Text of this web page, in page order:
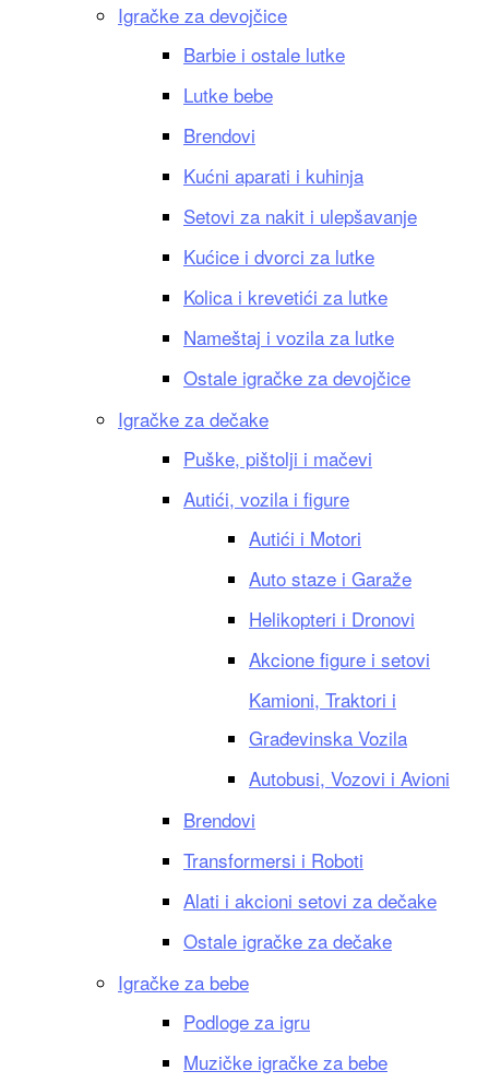
Igračke za devojčice
Barbie i ostale lutke
Lutke bebe
Brendovi
Kućni aparati i kuhinja
Setovi za nakit i ulepšavanje
Kućice i dvorci za lutke
Kolica i krevetići za lutke
Nameštaj i vozila za lutke
Ostale igračke za devojčice
Igračke za dečake
Puške, pištolji i mačevi
Autići, vozila i figure
Autići i Motori
Auto staze i Garaže
Helikopteri i Dronovi
Akcione figure i setovi
Kamioni, Traktori i
Građevinska Vozila
Autobusi, Vozovi i Avioni
Brendovi
Transformersi i Roboti
Alati i akcioni setovi za dečake
Ostale igračke za dečake
Igračke za bebe
Podloge za igru
Muzičke igračke za bebe